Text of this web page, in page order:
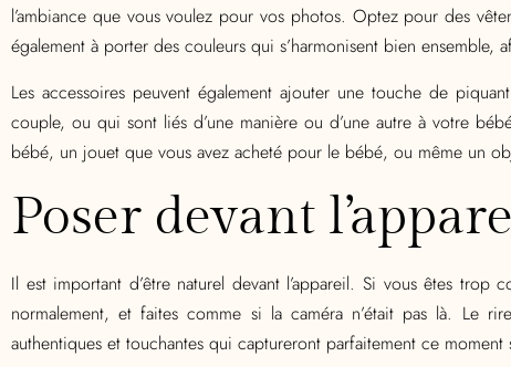
l’ambiance que vous voulez pour vos photos. Optez pour des
également à porter des couleurs qui s’harmonisent bien ensemble,
Les accessoires peuvent également ajouter une touche de
couple, ou qui sont liés d’une manière ou d’une autre à votre
bébé, un jouet que vous avez acheté pour le bébé, ou même un
Poser devant
Il est important d’être naturel devant l’appareil. Si vous êtes
normalement, et faites comme si la caméra n’était pas là. Le
authentiques et touchantes qui captureront parfaitement ce